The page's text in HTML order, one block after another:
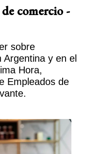
comercio -
sobre
y en el
Hora,
Empleados de